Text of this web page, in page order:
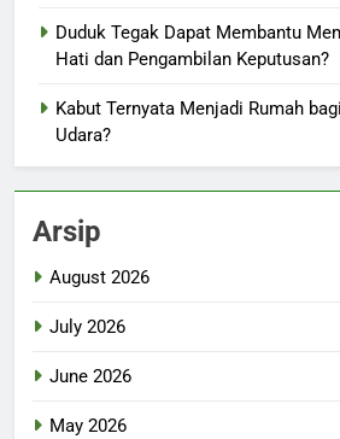
Duduk Tegak Dapat Membantu
Hati dan Pengambilan Keputusan?
Kabut Ternyata Menjadi Rumah
Udara?
Arsip
August 2026
July 2026
June 2026
May 2026